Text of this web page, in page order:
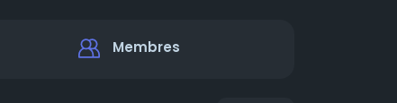
Membres